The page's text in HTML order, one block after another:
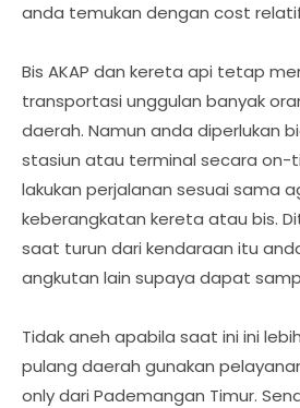
anda temukan dengan cost
Bis AKAP dan kereta api tetap
transportasi unggulan banyak
daerah. Namun anda diperlukan
stasiun atau terminal secara
lakukan perjalanan sesuai sama
keberangkatan kereta atau bis.
saat turun dari kendaraan itu
angkutan lain supaya dapat
Tidak aneh apabila saat ini ini
pulang daerah gunakan
only dari Pademangan Timur.